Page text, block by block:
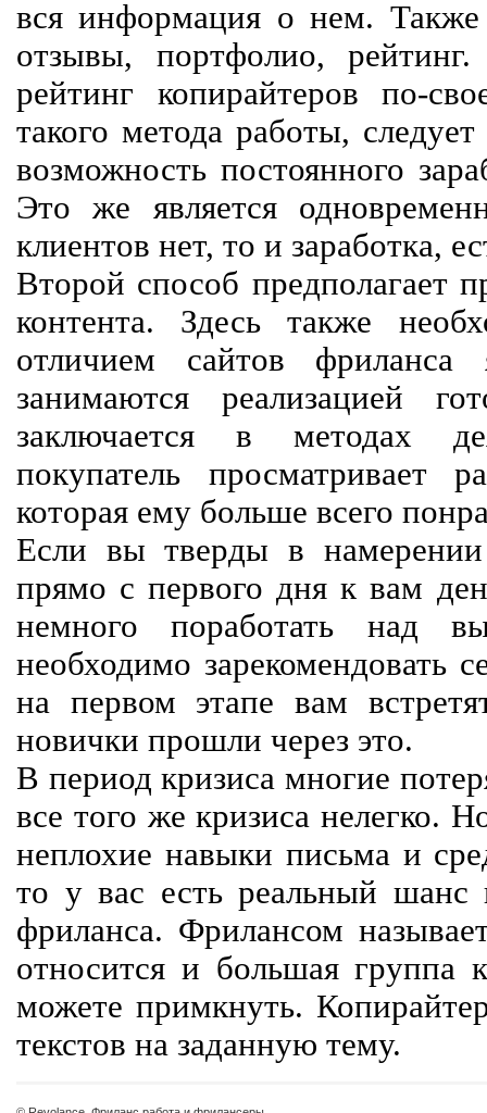
вся информация о нем. Также
отзывы, портфолио,
рейтинг копирайтеров по-
такого метода работы,
возможность постоянного
Это же является
клиентов нет, то и заработка,
Второй способ предполагает
контента. Здесь также
отличием сайтов
занимаются реализацией
заключается в методах
покупатель просматривает
которая ему больше всего
Если вы тверды в
прямо с первого дня к вам
немного поработать над
необходимо зарекомендовать
на первом этапе вам
новички прошли через это.
В период кризиса многие
все того же кризиса нелегко.
неплохие навыки письма и
то у вас есть реальный шанс
фриланса. Фрилансом
относится и большая группа
можете примкнуть.
текстов на заданную тему.